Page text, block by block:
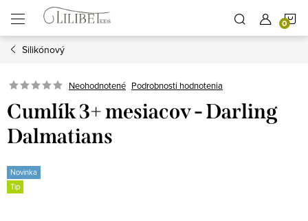
obsah
Silikónový
Neohodnotené Podrobnosti hodnotenia
Cumlík 3+ mesiacov - Darling
Dalmatians
Novinka
Tip